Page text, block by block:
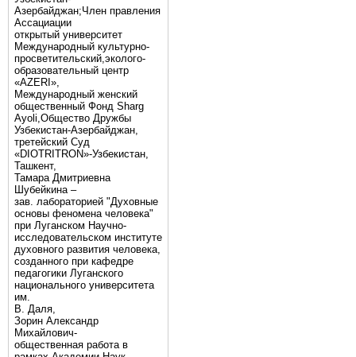
Азербайджан;Член правления
Ассациации
открытый университет
Международный культурно-
просветительский,эколого-
образовательный центр
«AZERI»,
Mеждународный женский
общественный Фонд Sharg
Аyoli,Общество Дружбы
Узбекистан-Азербайджан,
третейский Суд
«DIOTRITRON»-Узбекистан,
Ташкент,
Тамара Дмитриевна
Шубейкина –
зав. лабораторией "Духовные
основы феномена человека"
при Луганском Научно-
исследовательском институте
духовного развития человека,
созданного при кафедре
педагогики Луганского
национального университета
им.
В. Даля,
Зорин Александр
Михайлович-
общественная работа в